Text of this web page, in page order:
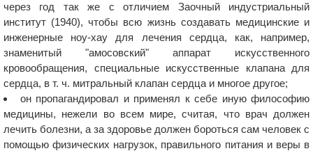
через год так же с отличием Заочный индустриальный
институт (1940), чтобы всю жизнь создавать медицинские и
инженерные ноу-хау для лечения сердца, как, например,
знаменитый "амосовский" аппарат искусственного
кровообращения, специальные искусственные клапана для
сердца, в т. ч. митральный клапан сердца и многое другое;
он пропагандировал и применял к себе иную философию
медицины, нежели во всем мире, считая, что врач должен
лечить болезни, а за здоровье должен бороться сам человек с
помощью физических нагрузок, правильного питания и веры в